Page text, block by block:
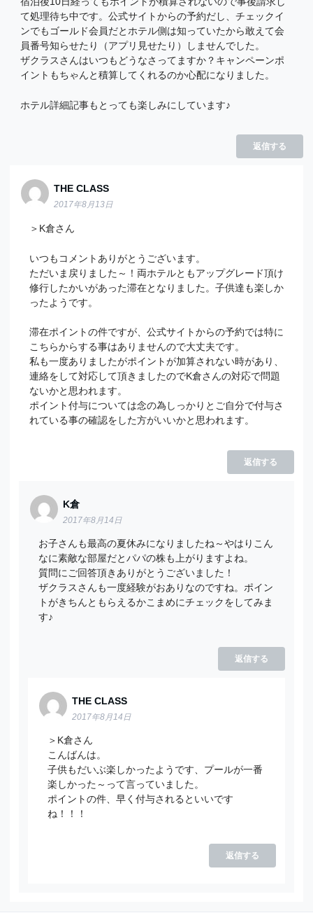
て処理待ち中です。公式サイトからの予約だし、チェックイ
ンでもゴールド会員だとホテル側は知っていたから敢えて会
員番号知らせたり（アプリ見せたり）しませんでした。
ザクラスさんはいつもどうなさってますか？キャンペーンポ
イントもちゃんと積算してくれるのか心配になりました。
ホテル詳細記事もとっても楽しみにしています♪
返信する
THE CLASS
2017年8月13日
＞K倉さん
いつもコメントありがとうございます。
ただいま戻りました～！両ホテルともアップグレード頂け
修行したかいがあった滞在となりました。子供達も楽しか
ったようです。
滞在ポイントの件ですが、公式サイトからの予約では特に
こちらからする事はありませんので大丈夫です。
私も一度ありましたがポイントが加算されない時があり、
連絡をして対応して頂きましたのでK倉さんの対応で問題
ないかと思われます。
ポイント付与については念の為しっかりとご自分で付与さ
れている事の確認をした方がいいかと思われます。
返信する
K倉
2017年8月14日
お子さんも最高の夏休みになりましたね～やはりこん
なに素敵な部屋だとパパの株も上がりますよね。
質問にご回答頂きありがとうございました！
ザクラスさんも一度経験がおありなのですね。ポイン
トがきちんともらえるかこまめにチェックをしてみま
す♪
返信する
THE CLASS
2017年8月14日
＞K倉さん
こんばんは。
子供もだいぶ楽しかったようです、プールが一番
楽しかった～って言っていました。
ポイントの件、早く付与されるといいです
ね！！！
返信する